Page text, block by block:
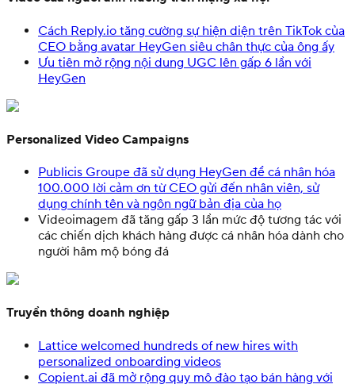
Cách Reply.io tăng cường sự hiện diện trên TikTok của
CEO bằng avatar HeyGen siêu chân thực của ông ấy
Ưu tiên mở rộng nội dung UGC lên gấp 6 lần với
HeyGen
Personalized Video Campaigns
Publicis Groupe đã sử dụng HeyGen để cá nhân hóa
100.000 lời cảm ơn từ CEO gửi đến nhân viên, sử
dụng chính tên và ngôn ngữ bản địa của họ
Videoimagem đã tăng gấp 3 lần mức độ tương tác với
các chiến dịch khách hàng được cá nhân hóa dành cho
người hâm mộ bóng đá
Truyền thông doanh nghiệp
Lattice welcomed hundreds of new hires with
personalized onboarding videos
Copient.ai đã mở rộng quy mô đào tạo bán hàng với